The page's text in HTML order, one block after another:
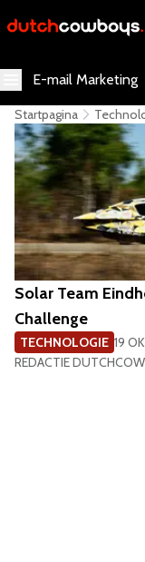
E-mail Marketing
Startpagina
Solar Team
Challenge
TECHNOLOGIE 19
REDACTIE